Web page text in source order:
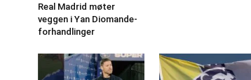
Real Madrid møter
veggen i Yan Diomande-
forhandlinger